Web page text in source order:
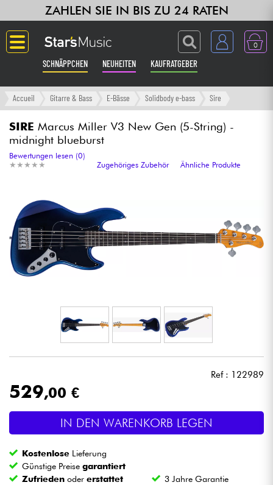
ZAHLEN SIE IN BIS ZU 24 RATEN
0
SCHNÄPPCHEN NEUHEITEN KAUFRATGEBER
Langue
Gitarre & Bass
Verstärker & Effekte
Synths & samplers
Studio
Mikros
Licht
Blasinstrumente
Accueil Gitarre & Bass E-Bässe Solidbody e-bass Sire
SIRE Marcus Miller V3 New Gen (5-String) -
midnight blueburst
★ ★ ★ ★ ★
★ ★ ★ ★ ★
Bewertungen lesen (0)
Zugehöriges Zubehör
Ähnliche Produkte
Ref : 122989
529,00 €
IN DEN WARENKORB LEGEN
Kostenlose Lieferung
Günstige Preisegarantiert
Zufrieden odererstattet 3 Jahre Garantie